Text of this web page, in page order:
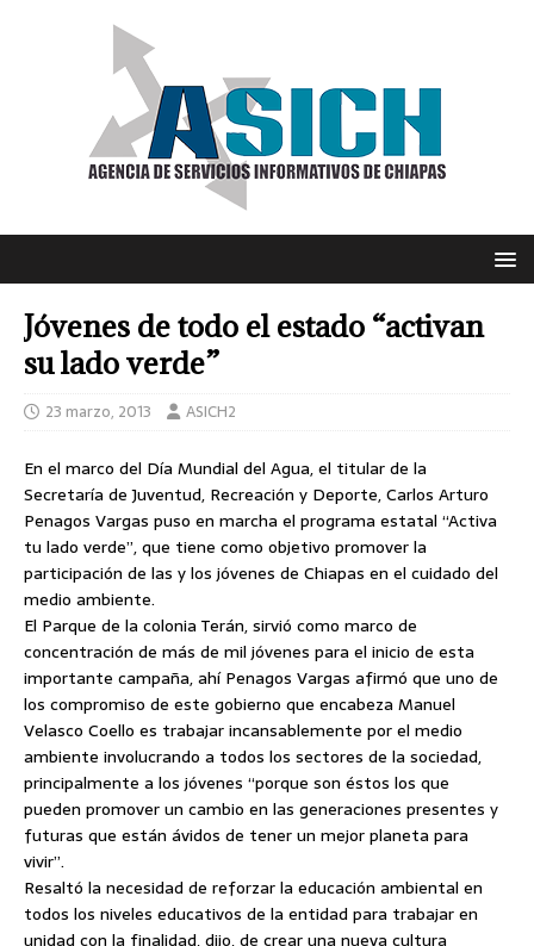
Jóvenes de todo el estado “activan
su lado verde”
23 marzo, 2013 ASICH2
En el marco del Día Mundial del Agua, el titular de la
Secretaría de Juventud, Recreación y Deporte, Carlos Arturo
Penagos Vargas puso en marcha el programa estatal “Activa
tu lado verde”, que tiene como objetivo promover la
participación de las y los jóvenes de Chiapas en el cuidado del
medio ambiente.
El Parque de la colonia Terán, sirvió como marco de
concentración de más de mil jóvenes para el inicio de esta
importante campaña, ahí Penagos Vargas afirmó que uno de
los compromiso de este gobierno que encabeza Manuel
Velasco Coello es trabajar incansablemente por el medio
ambiente involucrando a todos los sectores de la sociedad,
principalmente a los jóvenes “porque son éstos los que
pueden promover un cambio en las generaciones presentes y
futuras que están ávidos de tener un mejor planeta para
vivir”.
Resaltó la necesidad de reforzar la educación ambiental en
todos los niveles educativos de la entidad para trabajar en
unidad con la finalidad, dijo, de crear una nueva cultura